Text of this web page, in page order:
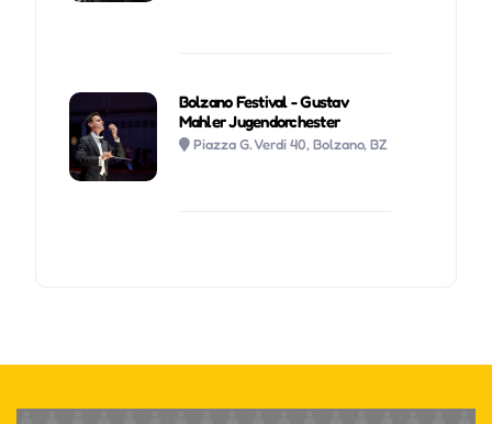
Bolzano Festival - Gustav
Mahler Jugendorchester
Piazza G. Verdi 40, Bolzano, BZ